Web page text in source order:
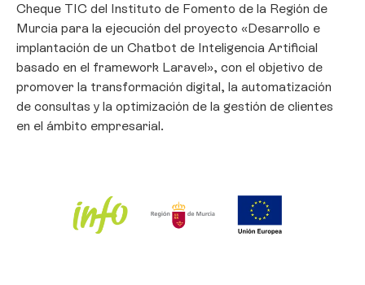
Cheque TIC del Instituto de Fomento de la Región de
Murcia para la ejecución del proyecto «Desarrollo e
implantación de un Chatbot de Inteligencia Artificial
basado en el framework Laravel», con el objetivo de
promover la transformación digital, la automatización
de consultas y la optimización de la gestión de clientes
en el ámbito empresarial.